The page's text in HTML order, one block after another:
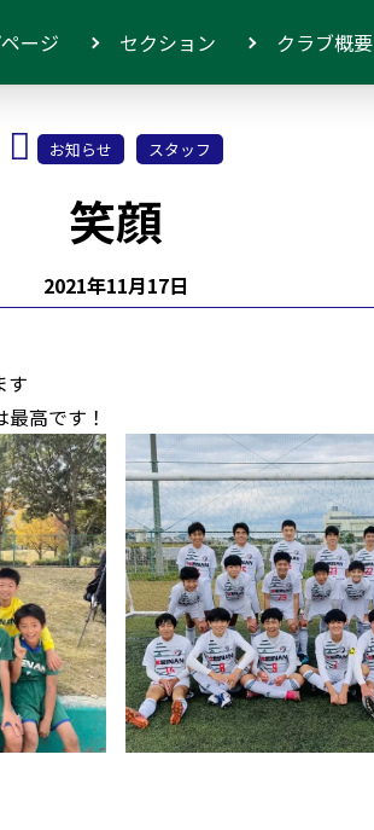
ージ セクション クラブ概要
お知らせ スタッフ
笑顔
2021年11月17日
す
高です！